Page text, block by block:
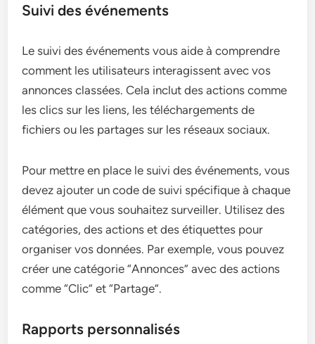
Suivi des événements
Le suivi des événements vous aide à comprendre
comment les utilisateurs interagissent avec vos
annonces classées. Cela inclut des actions comme
les clics sur les liens, les téléchargements de
fichiers ou les partages sur les réseaux sociaux.
Pour mettre en place le suivi des événements, vous
devez ajouter un code de suivi spécifique à chaque
élément que vous souhaitez surveiller. Utilisez des
catégories, des actions et des étiquettes pour
organiser vos données. Par exemple, vous pouvez
créer une catégorie “Annonces” avec des actions
comme “Clic” et “Partage”.
Rapports personnalisés